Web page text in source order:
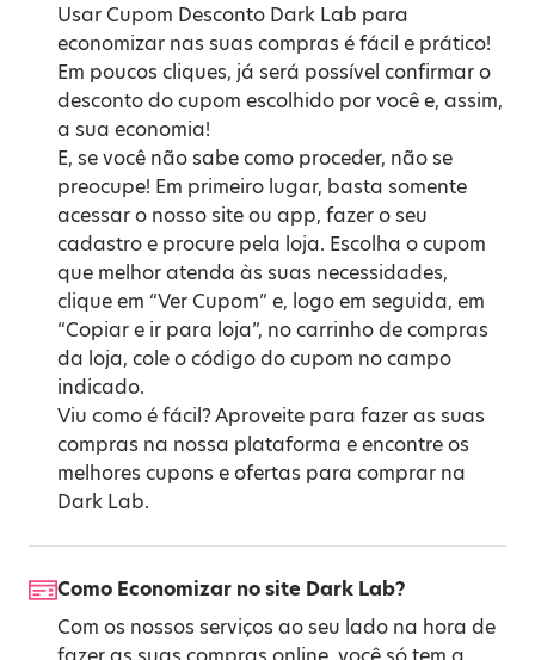
Usar Cupom Desconto Dark Lab para
economizar nas suas compras é fácil e prático!
Em poucos cliques, já será possível confirmar o
desconto do cupom escolhido por você e, assim,
a sua economia!
E, se você não sabe como proceder, não se
preocupe! Em primeiro lugar, basta somente
acessar o nosso site ou app, fazer o seu
cadastro e procure pela loja. Escolha o cupom
que melhor atenda às suas necessidades,
clique em “Ver Cupom” e, logo em seguida, em
“Copiar e ir para loja”, no carrinho de compras
da loja, cole o código do cupom no campo
indicado.
Viu como é fácil? Aproveite para fazer as suas
compras na nossa plataforma e encontre os
melhores cupons e ofertas para comprar na
Dark Lab.
Como Economizar no site Dark Lab?
Com os nossos serviços ao seu lado na hora de